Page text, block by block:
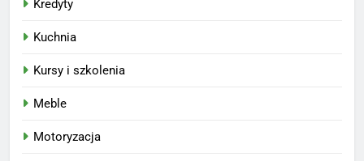
Kredyty
Kuchnia
Kursy i szkolenia
Meble
Motoryzacja